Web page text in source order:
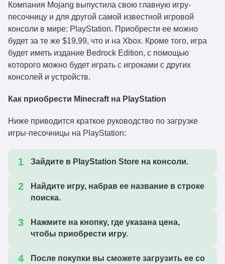
Компания Mojang выпустила свою главную игру-
песочницу и для другой самой известной игровой
консоли в мире: PlayStation. Приобрести ее можно
будет за те же $19,99, что и на Xbox. Кроме того, игра
будет иметь издание Bedrock Edition, с помощью
которого можно будет играть с игроками с других
консолей и устройств.
Как приобрести Minecraft на PlayStation
Ниже приводится краткое руководство по загрузке
игры-песочницы на PlayStation:
Зайдите в PlayStation Store на консоли.
Найдите игру, набрав ее название в строке
поиска.
Нажмите на кнопку, где указана цена,
чтобы приобрести игру.
После покупки вы сможете загрузить ее со